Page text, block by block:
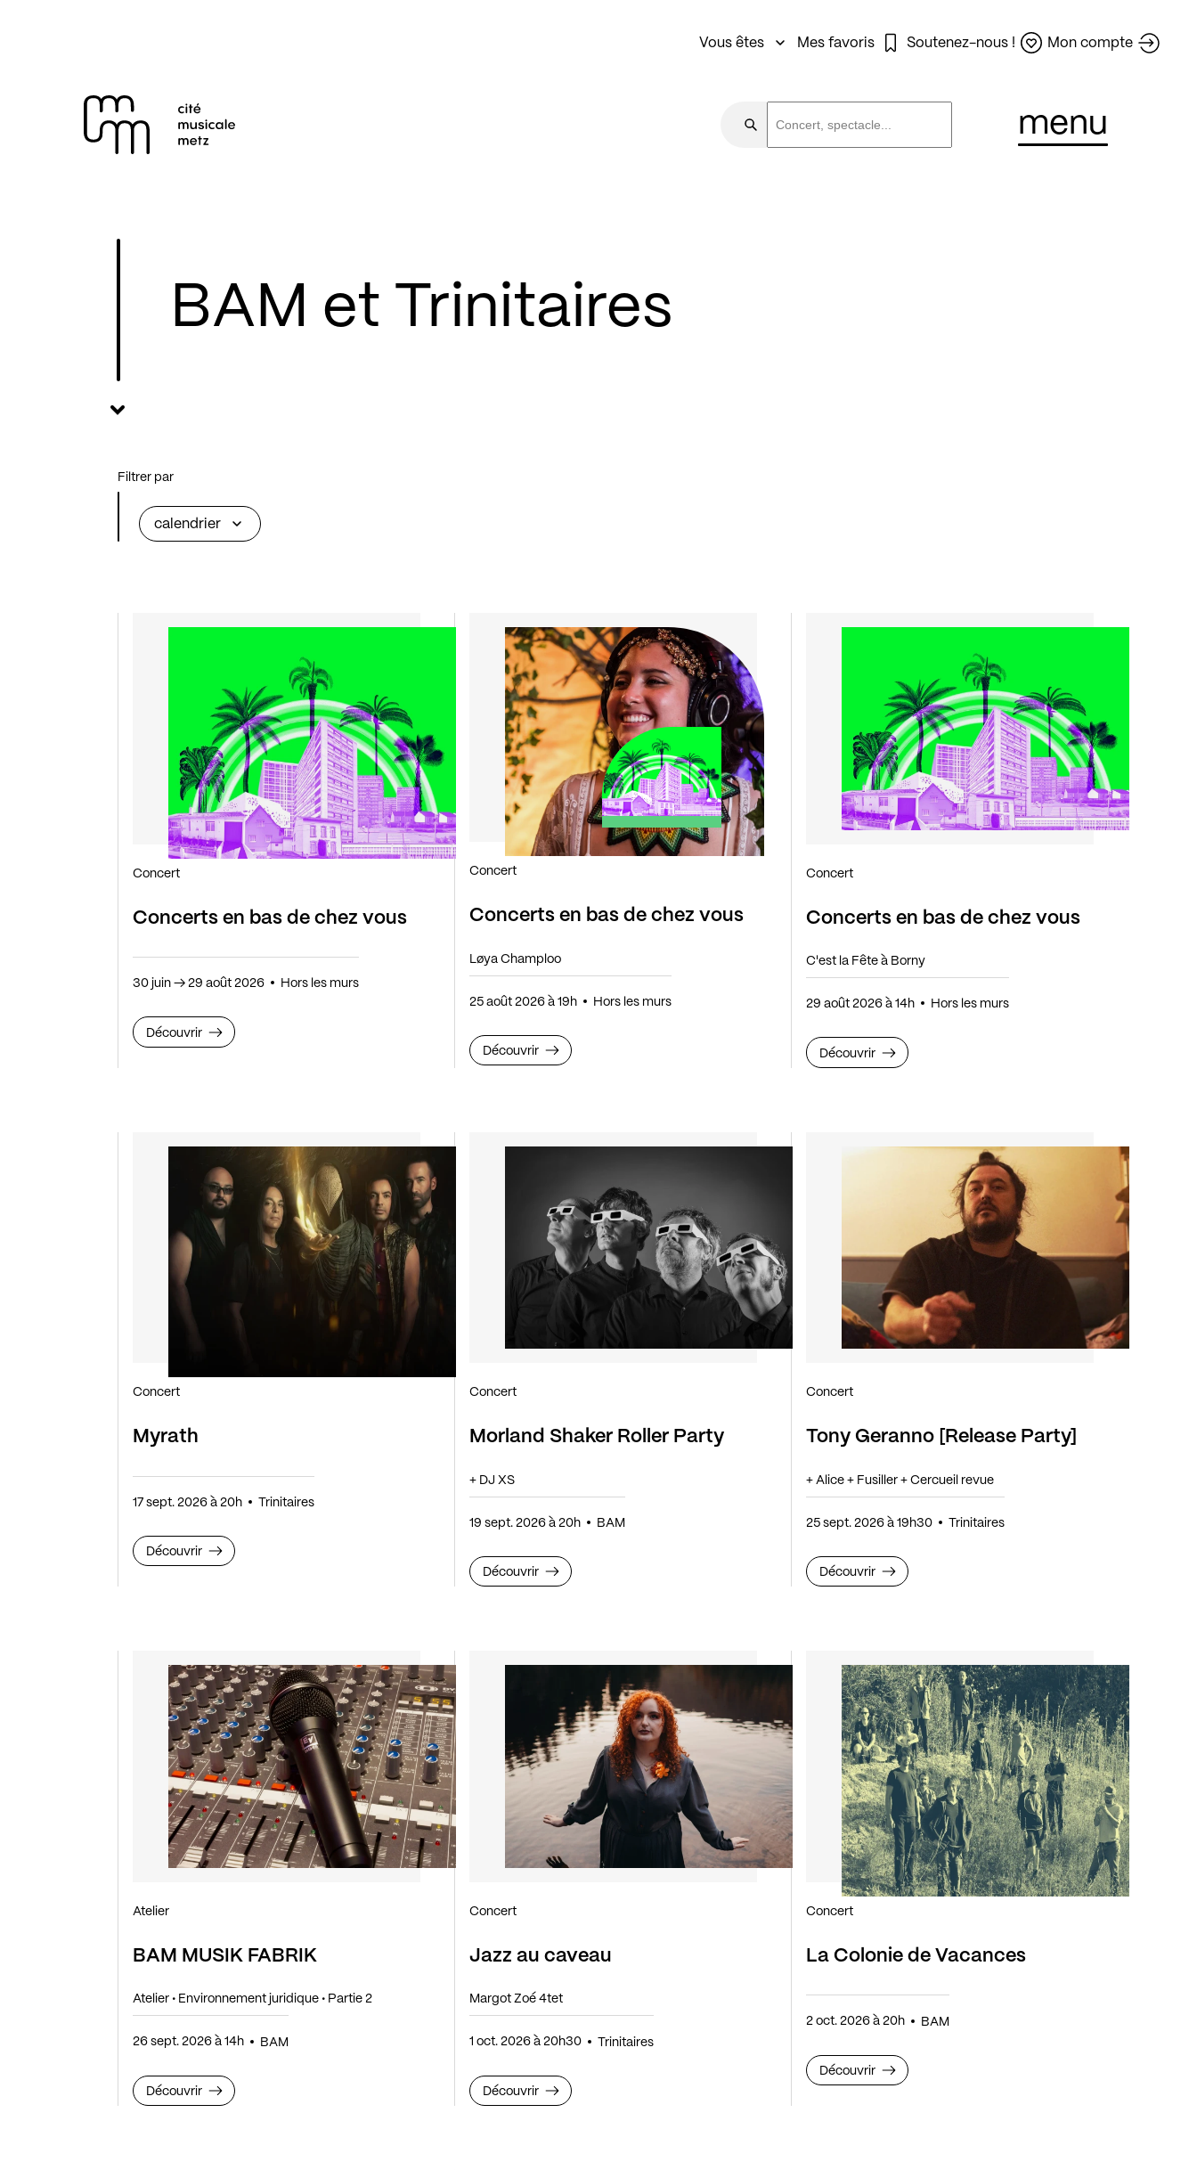
Pied de page
Vous êtes Mes favoris Soutenez-nous ! Mon compte
menu
BAM et Trinitaires
Filtrer par
calendrier
Concerts en bas de chez vous
Concert
30 juin → 29 août 2026 Hors les murs
Découvrir
Concerts en bas de chez vous
Concert
Løya Champloo
25 août 2026 à 19h Hors les murs
Découvrir
Concerts en bas de chez vous
Concert
C'est la Fête à Borny
29 août 2026 à 14h Hors les murs
Découvrir
Myrath
Concert
17 sept. 2026 à 20h Trinitaires
Découvrir
Morland Shaker Roller Party
Concert
+ DJ XS
19 sept. 2026 à 20h BAM
Découvrir
Tony Geranno [Release Party]
Concert
+ Alice + Fusiller + Cercueil revue
25 sept. 2026 à 19h30 Trinitaires
Découvrir
BAM MUSIK FABRIK
Atelier
Atelier • Environnement juridique • Partie 2
26 sept. 2026 à 14h BAM
Découvrir
Jazz au caveau
Concert
Margot Zoé 4tet
1 oct. 2026 à 20h30 Trinitaires
Découvrir
La Colonie de Vacances
Concert
2 oct. 2026 à 20h BAM
Découvrir